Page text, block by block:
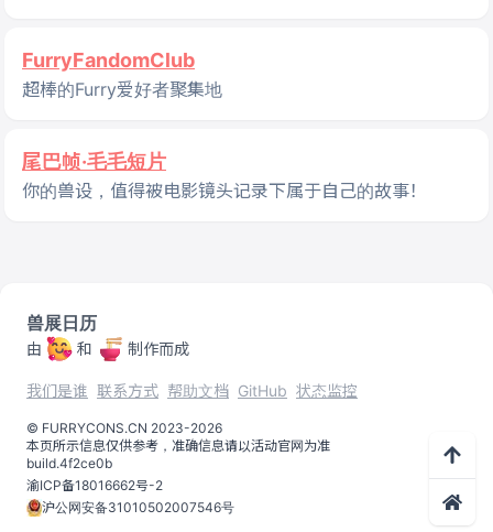
FurryFandomClub
超棒的Furry爱好者聚集地
尾巴帧·毛毛短片
你的兽设，值得被电影镜头记录下属于自己的故事！
兽展日历
由 和 制作而成
我们是谁 联系方式 帮助文档 GitHub 状态监控
©️ FURRYCONS.CN 2023-2026
本页所示信息仅供参考，准确信息请以活动官网为准
build.4f2ce0b
渝ICP备18016662号-2
沪公网安备31010502007546号